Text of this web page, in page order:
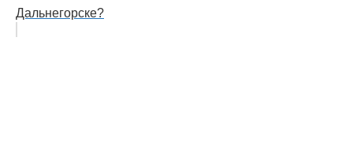
Дальнегорске?